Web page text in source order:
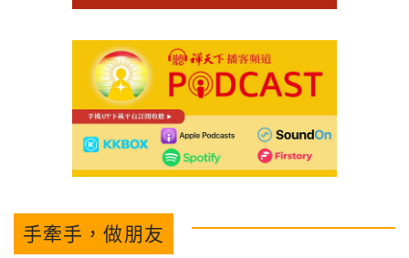
手牽手，做朋友